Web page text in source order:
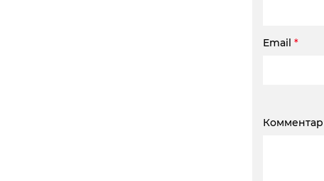
Email *